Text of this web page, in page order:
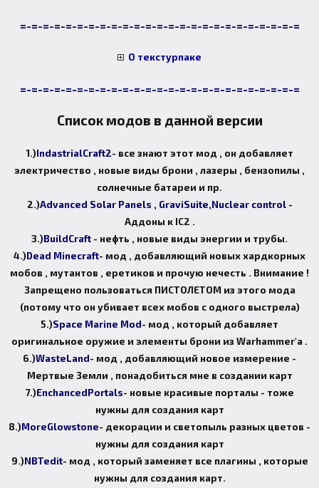
=-=-=-=-=-=-=-=-=-=-=-=-=-=-=-=-=-=-=-=-=-=-=-=-=
О текстурпаке
=-=-=-=-=-=-=-=-=-=-=-=-=-=-=-=-=-=-=-=-=-=-=-=-=
Список модов в данной версии
1.)IndastrialCraft2- все знают этот мод , он добавляет
электричество , новые виды брони , лазеры , бензопилы ,
солнечные батареи и пр.
2.)Advanced Solar Panels , GraviSuite,Nuclear control -
Аддоны к IC2 .
3.)BuildCraft - нефть , новые виды энергии и трубы.
4.)Dead Minecraft- мод , добавляющий новых хардкорных
мобов , мутантов , еретиков и прочую нечесть . Внимание !
Запрещено пользоваться ПИСТОЛЕТОМ из этого мода
(потому что он убивает всех мобов с одного выстрела)
5.)Space Marine Mod- мод , который добавляет
оригинальное оружие и элементы брони из Warhammer'а .
6.)WasteLand- мод , добавляющий новое измерение -
Мертвые Земли , понадобиться мне в создании карт
7.)EnchancedPortals- новые красивые порталы - тоже
нужны для создания карт
8.)MoreGlowstone- декорации и светопыль разных цветов -
нужны для создания карт
9.)NBTedit- мод , который заменяет все плагины , которые
нужны для создания карт.